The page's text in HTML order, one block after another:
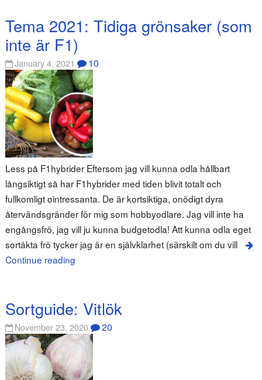
Tema 2021: Tidiga grönsaker (som
inte är F1)
January 4, 2021 10
Less på F1hybrider Eftersom jag vill kunna odla hållbart
långsiktigt så har F1hybrider med tiden blivit totalt och
fullkomligt ointressanta. De är kortsiktiga, onödigt dyra
återvändsgränder för mig som hobbyodlare. Jag vill inte ha
engångsfrö, jag vill ju kunna budgetodla! Att kunna odla eget
sortäkta frö tycker jag är en självklarhet (särskilt om du vill
Continue reading
Sortguide: Vitlök
November 23, 2020 20